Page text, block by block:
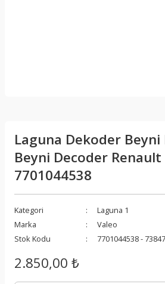
Laguna Dekoder
Beyni Decoder Renault
7701044538
Kategori
Laguna 1
Marka
Valeo
Stok Kodu
7701044538 -
2.850,00 ₺